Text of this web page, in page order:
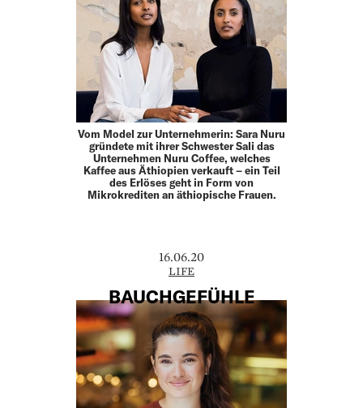
Vom Model zur Unternehmerin: Sara Nuru
gründete mit ihrer Schwester Sali das
Unternehmen Nuru Coffee, welches
Kaffee aus Äthiopien verkauft – ein Teil
des Erlöses geht in Form von
Mikrokrediten an äthiopische Frauen.
16.06.20
LIFE
BAUCHGEFÜHLE